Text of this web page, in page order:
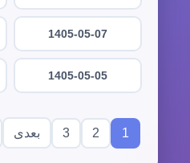
1405-05-07
1405-05-05
1
2
3 بعدی